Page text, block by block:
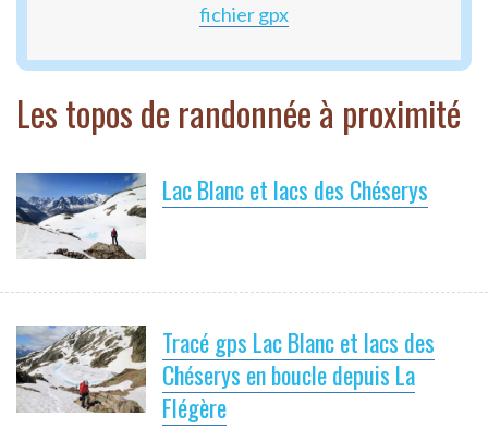
fichier gpx
Les topos de randonnée à proximité
Lac Blanc et lacs des Chéserys
Tracé gps Lac Blanc et lacs des
Chéserys en boucle depuis La
Flégère